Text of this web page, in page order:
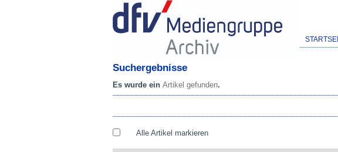
Suchergebnisse
Es wurde ein Artikel gefunden.
Alle Artikel markieren